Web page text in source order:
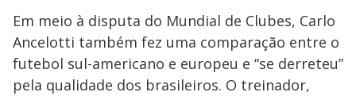
Em meio à disputa do Mundial de Clubes, Carlo
Ancelotti também fez uma comparação entre o
futebol sul-americano e europeu e “se derreteu”
pela qualidade dos brasileiros. O treinador,